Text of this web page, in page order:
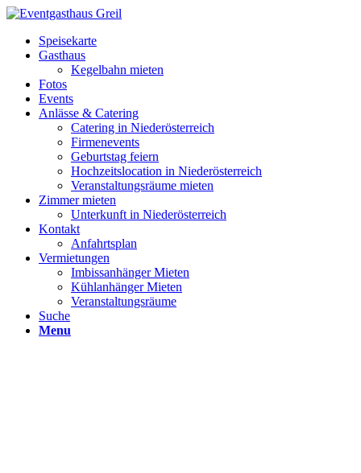
Speisekarte
Gasthaus
Kegelbahn mieten
Fotos
Events
Anlässe & Catering
Catering in Niederösterreich
Firmenevents
Geburtstag feiern
Hochzeitslocation in Niederösterreich
Veranstaltungsräume mieten
Zimmer mieten
Unterkunft in Niederösterreich
Kontakt
Anfahrtsplan
Vermietungen
Imbissanhänger Mieten
Kühlanhänger Mieten
Veranstaltungsräume
Suche
Menu